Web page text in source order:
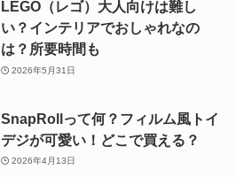
LEGO（レゴ）大人向けは難し
い？インテリアでおしゃれなの
は？所要時間も
2026年5月31日
SnapRollって何？フィルム風トイ
デジが可愛い！どこで買える？
2026年4月13日